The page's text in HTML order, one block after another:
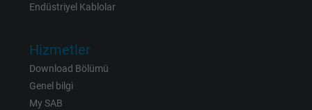
Expire
Purpose
Endüstriyel Kablolar
Hizmetler
Download Bölümü
Genel bilgi
My SAB